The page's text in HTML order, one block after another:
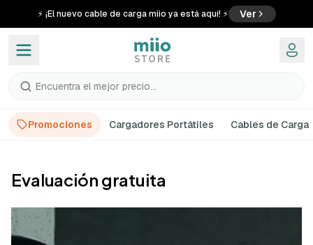
⚡ ¡El nuevo cable de carga miio ya está aquí! ⚡ Ver
Encuentra el mejor precio...
Promociones Cargadores Portátiles Cables de Carga
Evaluación gratuita